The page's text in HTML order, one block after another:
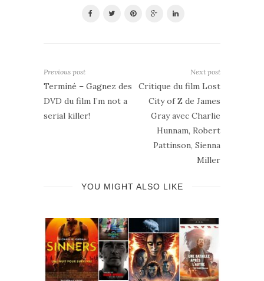
Previous post
Terminé – Gagnez des
DVD du film I’m not a
serial killer!
Next post
Critique du film Lost
City of Z de James
Gray avec Charlie
Hunnam, Robert
Pattinson, Sienna
Miller
YOU MIGHT ALSO LIKE